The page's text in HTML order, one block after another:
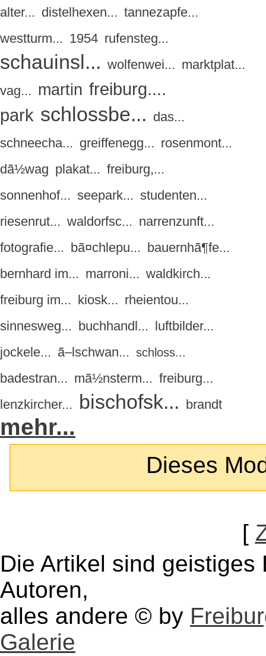
alter... distelhexen... tannezapfe...
westturm... 1954 rufensteg...
schauinsl... wolfenwei... marktplat...
vag... martin freiburg....
park schlossbe... das...
schneecha... greiffenegg... rosenmont...
dã½wag plakat... freiburg,...
sonnenhof... seepark... studenten...
riesenrut... waldorfsc... narrenzunft...
fotografie... bã¤chlepu... bauernhã¶fe...
bernhard im... marroni... waldkirch...
freiburg im... kiosk... rheientou...
sinnesweg... buchhandl... luftbilder...
jockele... ã–lschwan... schloss...
badestran... mã½nsterm... freiburg...
lenzkircher... bischofsk... brandt
mehr...
Dieses
[
Die Artikel sind
Autoren,
alles andere © by
Galerie